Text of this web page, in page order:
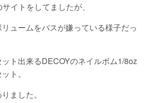
イトをしてましたが、
ュームをバスが嫌っている様子だっ
ト出来るDECOYのネイルボム1/8oz
ト。
ました。